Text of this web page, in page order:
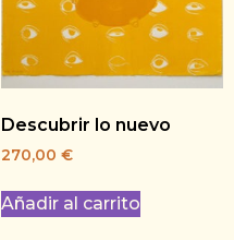
Descubrir lo nuevo
270,00 €
Añadir al carrito